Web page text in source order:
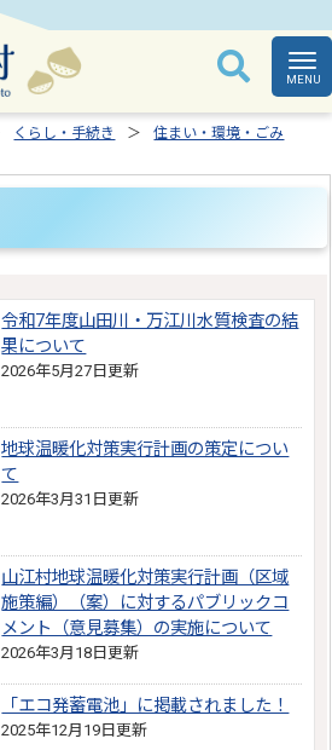
くらし・手続き
住まい・環境・ごみ
令和7年度山田川・万江川水質検査の結
果について
2026年5月27日更新
地球温暖化対策実行計画の策定につい
て
2026年3月31日更新
山江村地球温暖化対策実行計画（区域
施策編）（案）に対するパブリックコ
メント（意見募集）の実施について
2026年3月18日更新
「エコ発蓄電池」に掲載されました！
2025年12月19日更新